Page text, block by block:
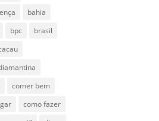
bahia
bpc
brasil
comer bem
como fazer